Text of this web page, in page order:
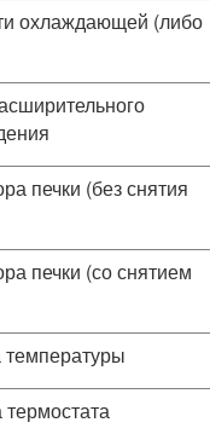
охлаждающей (либо
печки (без снятия
печки (со снятием